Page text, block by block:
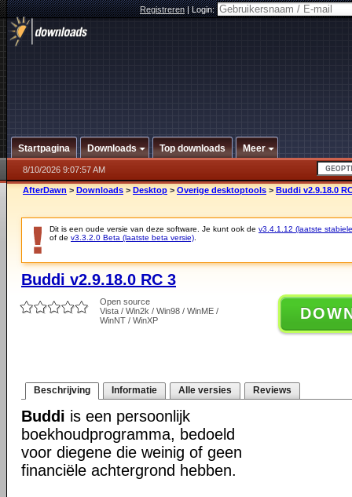
Registreren|Login:
Startpagina Downloads Top downloads Meer
8/10/2026 9:07:57 AM
AfterDawn > Downloads > Desktop > Overige desktoptools > Buddi v2.9.18.0
Dit is een oude versie van deze software. Je kunt ook de v3.4.1.12 (laatste
of de v3.3.2.0 Beta (laatste beta versie)
Buddi v2.9.18.0 RC 3
Open source
Vista / Win2k / Win98 / WinME /
WinNT / WinXP
Beschrijving Informatie Alle versies Reviews
Buddi is een persoonlijk
boekhoudprogramma, bedoeld
voor diegene die weinig of geen
financiële achtergrond hebben.